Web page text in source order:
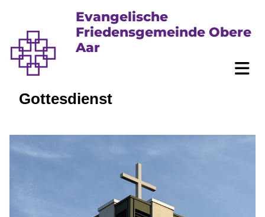
Evangelische
Friedensgemeinde Obere
Aar
Gottesdienst